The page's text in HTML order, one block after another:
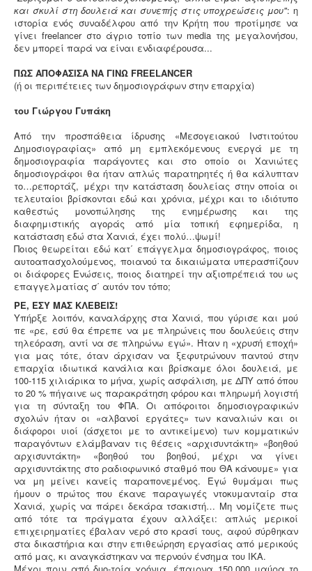
και σκυλί στη δουλειά και συνεπής στις υποχρεώσεις μου": η
ιστορία ενός συναδέλφου από την Κρήτη που προτίμησε να
γίνει freelancer στο άγριο τοπίο των media της μεγαλονήσου,
δεν μπορεί παρά να είναι ενδιαφέρουσα...
ΠΩΣ ΑΠΟΦΑΣΙΣΑ ΝΑ ΓΙΝΩ FREELANCER
(ή οι περιπέτειες των δημοσιογράφων στην επαρχία)
του Γιώργου Γυπάκη
Από την προσπάθεια ίδρυσης «Μεσογειακού Ινστιτούτου
Δημοσιογραφίας» από μη εμπλεκόμενους ενεργά με τη
δημοσιογραφία παράγοντες και στο οποίο οι Χανιώτες
δημοσιογράφοι θα ήταν απλώς παρατηρητές ή θα κάλυπταν
το…ρεπορτάζ, μέχρι την κατάσταση δουλείας στην οποία οι
τελευταίοι βρίσκονται εδώ και χρόνια, μέχρι και το ιδιότυπο
καθεστώς μονοπώλησης της ενημέρωσης και της
διαφημιστικής αγοράς από μία τοπική εφημερίδα, η
κατάσταση εδώ στα Χανιά, έχει πολύ…ψωμί!
Ποιος θεωρείται εδώ κατ΄ επάγγελμα δημοσιογράφος, ποιος
αυτοαπασχολούμενος, ποιανού τα δικαιώματα υπερασπίζουν
οι διάφορες Ενώσεις, ποιος διατηρεί την αξιοπρέπειά του ως
επαγγελματίας σ΄ αυτόν τον τόπο;
ΡΕ, ΕΣΥ ΜΑΣ ΚΛΕΒΕΙΣ!
Υπήρξε λοιπόν, καναλάρχης στα Χανιά, που γύρισε και μού
πε «ρε, εσύ θα έπρεπε να με πληρώνεις που δουλεύεις στην
τηλεόραση, αντί να σε πληρώνω εγώ». Ήταν η «χρυσή εποχή»
για μας τότε, όταν άρχισαν να ξεφυτρώνουν παντού στην
επαρχία ιδιωτικά κανάλια και βρίσκαμε όλοι δουλειά, με
100-115 χιλιάρικα το μήνα, χωρίς ασφάλιση, με ΔΠΥ από όπου
το 20 % πήγαινε ως παρακράτηση φόρου και πληρωμή λογιστή
για τη σύνταξη του ΦΠΑ. Οι απόφοιτοι δημοσιογραφικών
σχολών ήταν οι «αλβανοί εργάτες» των καναλιών και οι
διάφοροι υιοί (άσχετοι με το αντικείμενο) των κομματικών
παραγόντων ελάμβαναν τις θέσεις «αρχισυντάκτη» «βοηθού
αρχισυντάκτη» «βοηθού του βοηθού, μέχρι να γίνει
αρχισυντάκτης στο ραδιοφωνικό σταθμό που ΘΑ κάνουμε» για
να μη μείνει κανείς παραπονεμένος. Εγώ θυμάμαι πως
ήμουν ο πρώτος που έκανε παραγωγές ντοκυμανταίρ στα
Χανιά, χωρίς να πάρει δεκάρα τσακιστή… Μη νομίζετε πως
από τότε τα πράγματα έχουν αλλάξει: απλώς μερικοί
επιχειρηματίες έβαλαν νερό στο κρασί τους, αφού σύρθηκαν
στα δικαστήρια και στην επιθεώρηση εργασίας από μερικούς
από μας, κι αναγκάστηκαν να περνούν ένσημα του ΙΚΑ.
Μέχρι πριν από δυο-τρία χρόνια, έπαιρνα 150.000 μαύρα το